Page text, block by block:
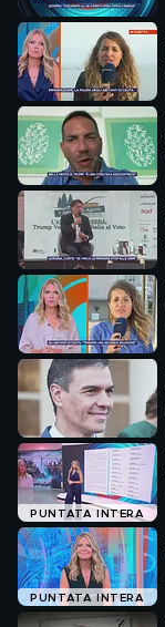
PUNTATA INTERA
PUNTATA INTERA